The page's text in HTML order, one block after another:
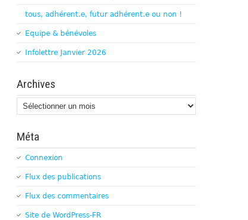
tous, adhérent.e, futur adhérent.e ou non !
Equipe & bénévoles
Infolettre Janvier 2026
Archives
Archives
Méta
Connexion
Flux des publications
Flux des commentaires
Site de WordPress-FR